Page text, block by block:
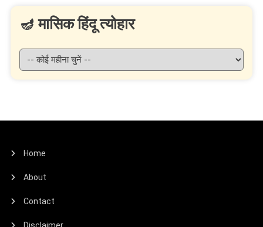
🪔 मासिक हिंदू त्योहार
Home
About
Contact